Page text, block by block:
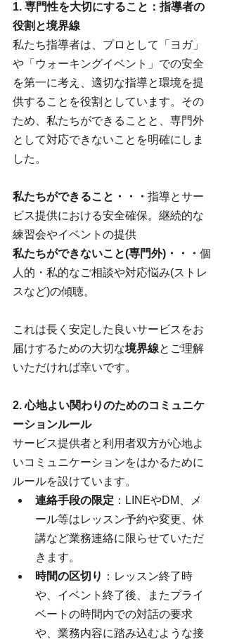
1. 専門性を大切にすること：指導者の
役割と境界線
私たち指導者は、プロとして「ヨガ」
や「ウォーキングイベント」での安全
を第一に考え、適切な指導と環境を提
供することを役割としています。その
ため、私たちができることと、専門外
として対応できないことを明確にしま
した。
私たちができること・・・ 指導とサー
ビス提供における安全確保。継続的な
練習会やイベントの提供
私たちができないこと(専門外)・・・ 個
人的・私的なご相談や対応悩み(ストレ
スなど)の傾聴。
これは長く安定した良いサービスをお
届けするための大切な境界線とご理解
いただければ幸いです。
2. 心地よい関わりのためのコミュニケ
ーションルール
サービス提供者と利用者双方が心地よ
いコミュニケーションをはかるために
ルールを設けています。
連絡手段の限定 ：LINEやDM、メ
ール等はレッスン予約や変更、休
講など業務連絡に限らせていただ
きます。
時間の区切り ：レッスン終了時
や、イベント終了後、またプライ
ベートの時間内での対話の要求
や、業務内容に踏み込むような接